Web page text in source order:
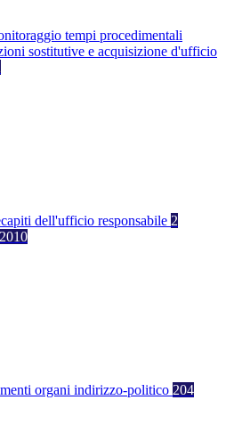
tempi procedimentali
sostitutive e acquisizione d'ufficio
dell'ufficio responsabile 2
2010
organi indirizzo-politico 204